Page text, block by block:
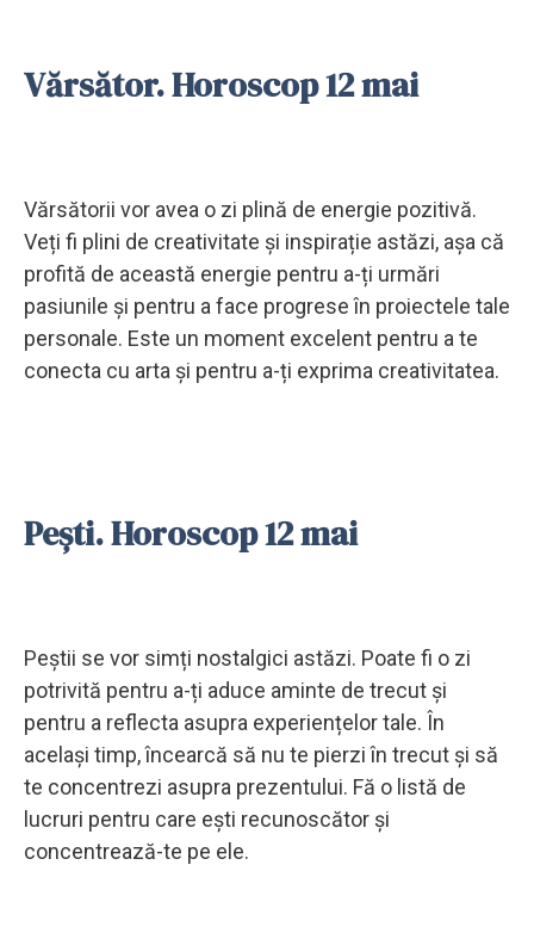
Vărsător. Horoscop 12 mai
Vărsătorii vor avea o zi plină de energie pozitivă.
Veți fi plini de creativitate și inspirație astăzi, așa că
profită de această energie pentru a-ți urmări
pasiunile și pentru a face progrese în proiectele tale
personale. Este un moment excelent pentru a te
conecta cu arta și pentru a-ți exprima creativitatea.
Pești. Horoscop 12 mai
Peștii se vor simți nostalgici astăzi. Poate fi o zi
potrivită pentru a-ți aduce aminte de trecut și
pentru a reflecta asupra experiențelor tale. În
același timp, încearcă să nu te pierzi în trecut și să
te concentrezi asupra prezentului. Fă o listă de
lucruri pentru care ești recunoscător și
concentrează-te pe ele.